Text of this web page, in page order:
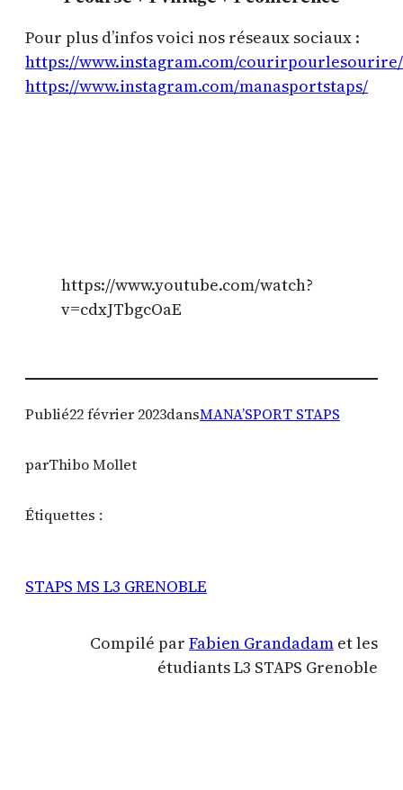
Pour plus d’infos voici nos réseaux sociaux :
https://www.instagram.com/courirpourlesourire/
https://www.instagram.com/manasportstaps/
https://www.youtube.com/watch?
v=cdxJTbgcOaE
Publié22 février 2023dansMANA’SPORT STAPS
parThibo Mollet
Étiquettes :
STAPS MS L3 GRENOBLE
Compilé par Fabien Grandadam et les
étudiants L3 STAPS Grenoble